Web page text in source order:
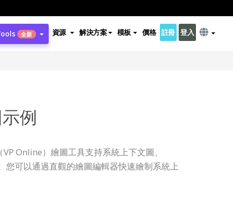
全新 資源 解決方案 模板 價格 註冊 登入
例
Online）繪圖工具支持系統上下文圖、
您可以通過直觀的繪圖編輯器快速繪制系統上